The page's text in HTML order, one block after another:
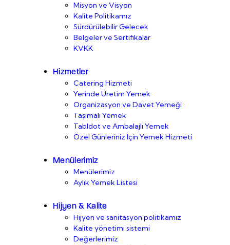
Misyon ve Visyon
Kalite Politikamız
Sürdürülebilir Gelecek
Belgeler ve Sertifikalar
KVKK
Hizmetler
Catering Hizmeti
Yerinde Üretim Yemek
Organizasyon ve Davet Yemeği
Taşımalı Yemek
Tabldot ve Ambalajlı Yemek
Özel Günleriniz İçin Yemek Hizmeti
Menülerimiz
Menülerimiz
Aylık Yemek Listesi
Hijyen & Kalite
Hijyen ve sanitasyon politikamız
Kalite yönetimi sistemi
Değerlerimiz